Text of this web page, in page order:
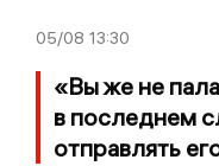
05/08 13:30
«Вы же не
в последнем
отправлять